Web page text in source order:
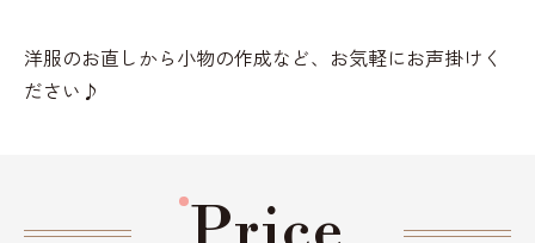
洋服のお直しから小物の作成など、お気軽にお声掛けく
ださい♪